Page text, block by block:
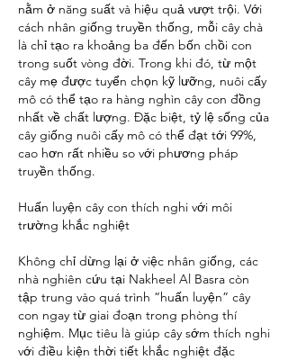
nằm ở năng suất và hiệu quả vượt trội. Với
cách nhân giống truyền thống, mỗi cây chà
là chỉ tạo ra khoảng ba đến bốn chồi con
trong suốt vòng đời. Trong khi đó, từ một
cây mẹ được tuyển chọn kỹ lưỡng, nuôi cấy
mô có thể tạo ra hàng nghìn cây con đồng
nhất về chất lượng. Đặc biệt, tỷ lệ sống của
cây giống nuôi cấy mô có thể đạt tới 99%,
cao hơn rất nhiều so với phương pháp
truyền thống.
Huấn luyện cây con thích nghi với môi
trường khắc nghiệt
Không chỉ dừng lại ở việc nhân giống, các
nhà nghiên cứu tại Nakheel Al Basra còn
tập trung vào quá trình “huấn luyện” cây
con ngay từ giai đoạn trong phòng thí
nghiệm. Mục tiêu là giúp cây sớm thích nghi
với điều kiện thời tiết khắc nghiệt đặc